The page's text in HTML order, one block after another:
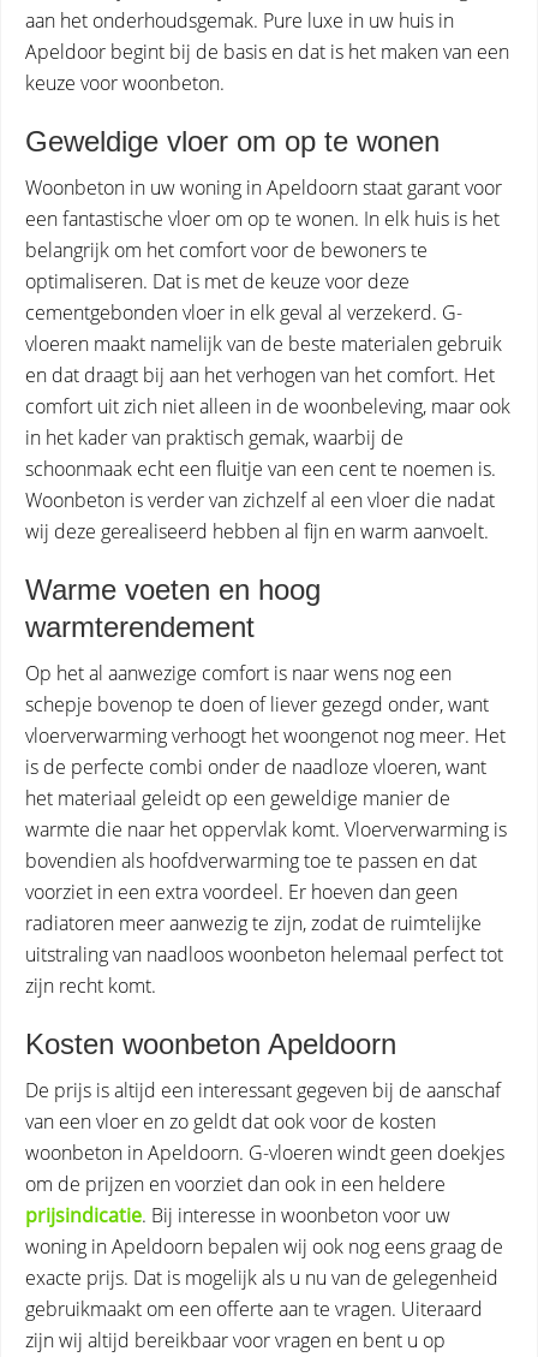
aan het onderhoudsgemak. Pure luxe in uw huis in
Apeldoor begint bij de basis en dat is het maken van een
keuze voor woonbeton.
Geweldige vloer om op te wonen
Woonbeton in uw woning in Apeldoorn staat garant voor
een fantastische vloer om op te wonen. In elk huis is het
belangrijk om het comfort voor de bewoners te
optimaliseren. Dat is met de keuze voor deze
cementgebonden vloer in elk geval al verzekerd. G-
vloeren maakt namelijk van de beste materialen gebruik
en dat draagt bij aan het verhogen van het comfort. Het
comfort uit zich niet alleen in de woonbeleving, maar ook
in het kader van praktisch gemak, waarbij de
schoonmaak echt een fluitje van een cent te noemen is.
Woonbeton is verder van zichzelf al een vloer die nadat
wij deze gerealiseerd hebben al fijn en warm aanvoelt.
Warme voeten en hoog
warmterendement
Op het al aanwezige comfort is naar wens nog een
schepje bovenop te doen of liever gezegd onder, want
vloerverwarming verhoogt het woongenot nog meer. Het
is de perfecte combi onder de naadloze vloeren, want
het materiaal geleidt op een geweldige manier de
warmte die naar het oppervlak komt. Vloerverwarming is
bovendien als hoofdverwarming toe te passen en dat
voorziet in een extra voordeel. Er hoeven dan geen
radiatoren meer aanwezig te zijn, zodat de ruimtelijke
uitstraling van naadloos woonbeton helemaal perfect tot
zijn recht komt.
Kosten woonbeton Apeldoorn
De prijs is altijd een interessant gegeven bij de aanschaf
van een vloer en zo geldt dat ook voor de kosten
woonbeton in Apeldoorn. G-vloeren windt geen doekjes
om de prijzen en voorziet dan ook in een heldere
prijsindicatie. Bij interesse in woonbeton voor uw
woning in Apeldoorn bepalen wij ook nog eens graag de
exacte prijs. Dat is mogelijk als u nu van de gelegenheid
gebruikmaakt om een offerte aan te vragen. Uiteraard
zijn wij altijd bereikbaar voor vragen en bent u op